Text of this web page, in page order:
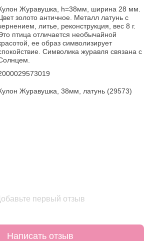
Журавушка, h=38мм, ширина 28 мм.
золото античное. Металл латунь с
литье, реконструкция, вес 8 г.
птица отличается необычайной
ее образ символизирует
Символика журавля связана с
Журавушка, 38мм, латунь (29573)
первый отзыв
Написать отзыв